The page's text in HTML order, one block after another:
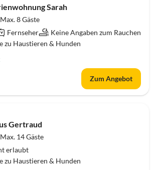
Sarah
8 Gäste
Fernseher
Keine Angaben zum Rauchen
zu Haustieren & Hunden
Zum Angebot
Gertraud
14 Gäste
erlaubt
zu Haustieren & Hunden